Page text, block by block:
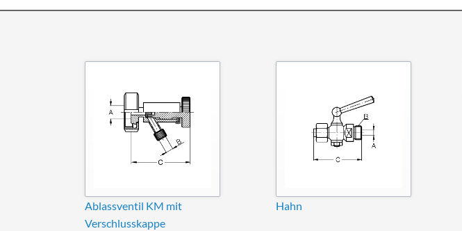
Ablassventil KM mit
Verschlusskappe
Hahn